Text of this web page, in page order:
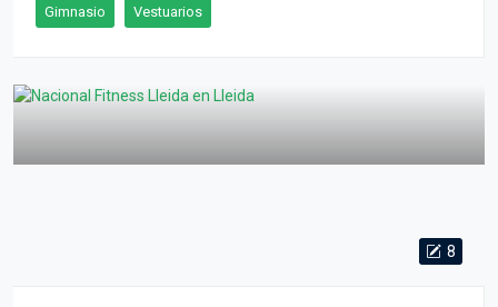
Gimnasio Vestuarios
8